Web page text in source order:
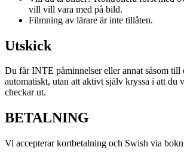
vill vill vara med på bild.
Filmning av lärare är inte tillåten.
Utskick
Du får INTE påminnelser eller annat såsom till
automatiskt, utan att aktivt själv kryssa i att du
checkar ut.
BETALNING
Vi accepterar kortbetalning och Swish via